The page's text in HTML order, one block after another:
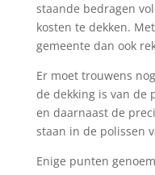
staande bedragen
kosten te dekken.
gemeente dan ook
Er moet trouwens
de dekking is van de
en daarnaast de
staan in de polissen
Enige punten